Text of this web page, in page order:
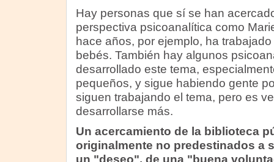
Hay personas que sí se han
perspectiva psicoanalítica como
hace años, por ejemplo, ha
bebés. También hay algunos
desarrollado este tema,
pequeños, y sigue habiendo gente
siguen trabajando el tema, pero es
desarrollarse más.
Un acercamiento de la biblioteca
originalmente no predestinados a
un "deseo", de una "buena